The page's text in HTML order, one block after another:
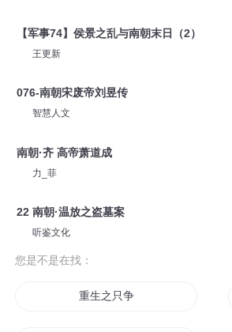
【军事74】侯景之乱与南朝末日（2）
王更新
076-南朝宋废帝刘昱传
智慧人文
南朝·齐 高帝萧道成
力_菲
22 南朝·温放之盗墓案
听鉴文化
您是不是在找：
重生之只争朝夕